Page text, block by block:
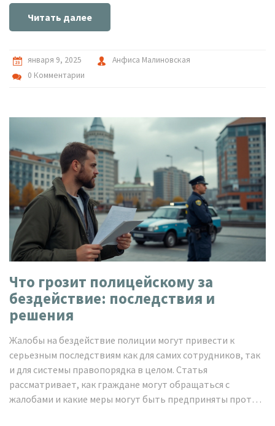
справедливости и защищать свои интересы.
Читать далее
января 9, 2025
Анфиса Малиновская
0 Комментарии
Что грозит полицейскому за
бездействие: последствия и
решения
Жалобы на бездействие полиции могут привести к
серьезным последствиям как для самих сотрудников, так
и для системы правопорядка в целом. Статья
рассматривает, как граждане могут обращаться с
жалобами и какие меры могут быть предприняты против